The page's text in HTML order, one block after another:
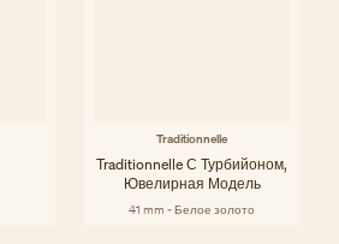
Traditionnelle
Traditionnelle С Турбийоном,
Ювелирная Модель
41 mm - Белое золото